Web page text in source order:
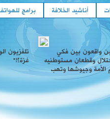
برامج أناشيد الخلافة
واقعون بين فكي
وقطعان مستوطنيه
الأمة وجيوشها وتهب
تلفزيون
غزة؟!"‎‎